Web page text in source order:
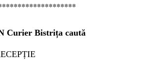
Curier Bistrița caută